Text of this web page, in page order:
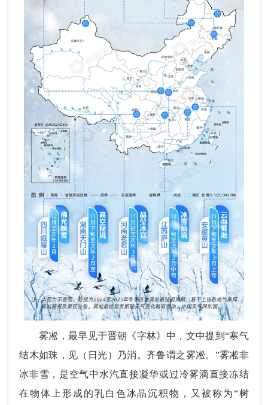
雾凇，最早见于晋朝《字林》中，文中提到“寒气
结木如珠，见（日光）乃消。齐鲁谓之雾凇。”雾凇非
冰非雪，是空气中水汽直接凝华或过冷雾滴直接冻结
在物体上形成的乳白色冰晶沉积物，又被称为“树